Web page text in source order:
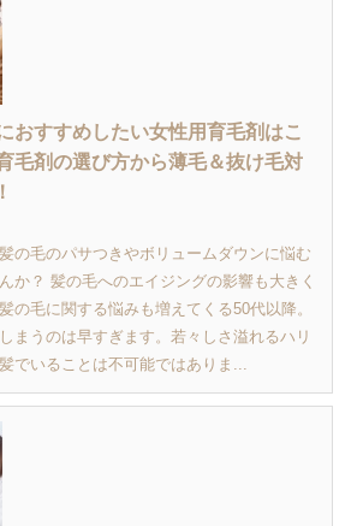
おすすめしたい女性用育毛剤はこ
毛剤の選び方から薄毛＆抜け毛対
の毛のパサつきやボリュームダウンに悩む
か？ 髪の毛へのエイジングの影響も大きく
の毛に関する悩みも増えてくる50代以降。
まうのは早すぎます。若々しさ溢れるハリ
でいることは不可能ではありま...